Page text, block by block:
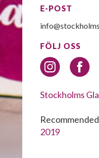
E-POST
FÖLJ OSS
Stockholms
2019